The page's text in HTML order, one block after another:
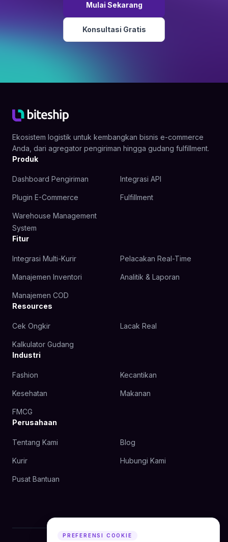
Mulai Sekarang
Konsultasi Gratis
Ekosistem logistik untuk kembangkan bisnis e-commerce
Anda, dari agregator pengiriman hingga gudang fulfillment.
Produk
Dashboard Pengiriman Integrasi API
Plugin E-Commerce Fulfillment
Warehouse Management
System
Fitur
Integrasi Multi-Kurir Pelacakan Real-Time
Manajemen Inventori Analitik & Laporan
Manajemen COD
Resources
Cek Ongkir Lacak Real
Kalkulator Gudang
Industri
Fashion Kecantikan
Kesehatan Makanan
FMCG
Perusahaan
Tentang Kami Blog
Kurir Hubungi Kami
Pusat Bantuan
PREFERENSI COOKIE